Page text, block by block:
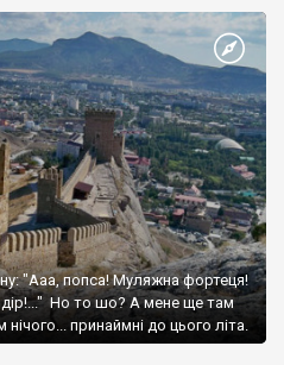
"Ааа, попса! Муляжна фортеця!
дір!..." Но то шо? А мене ще там
принаймні до цього літа.